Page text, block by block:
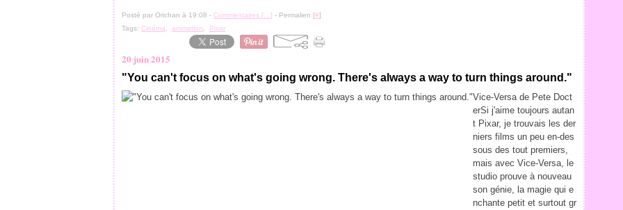
Posté par Orichan à 19:08 - Commentaires [ ] - Permalien [#]
Tags: Cinéma animation Pixar
20 juin 2015
"You can't focus on what's going wrong. There's always a way to turn things around."
Vice-Versa de Pete Doct
erSi j'aime toujours autan
t Pixar, je trouvais les der
niers films un peu en-des
sous des tout premiers,
mais avec Vice-Versa, le
studio prouve à nouveau
son génie, la magie qui e
nchante petit et surtout gr